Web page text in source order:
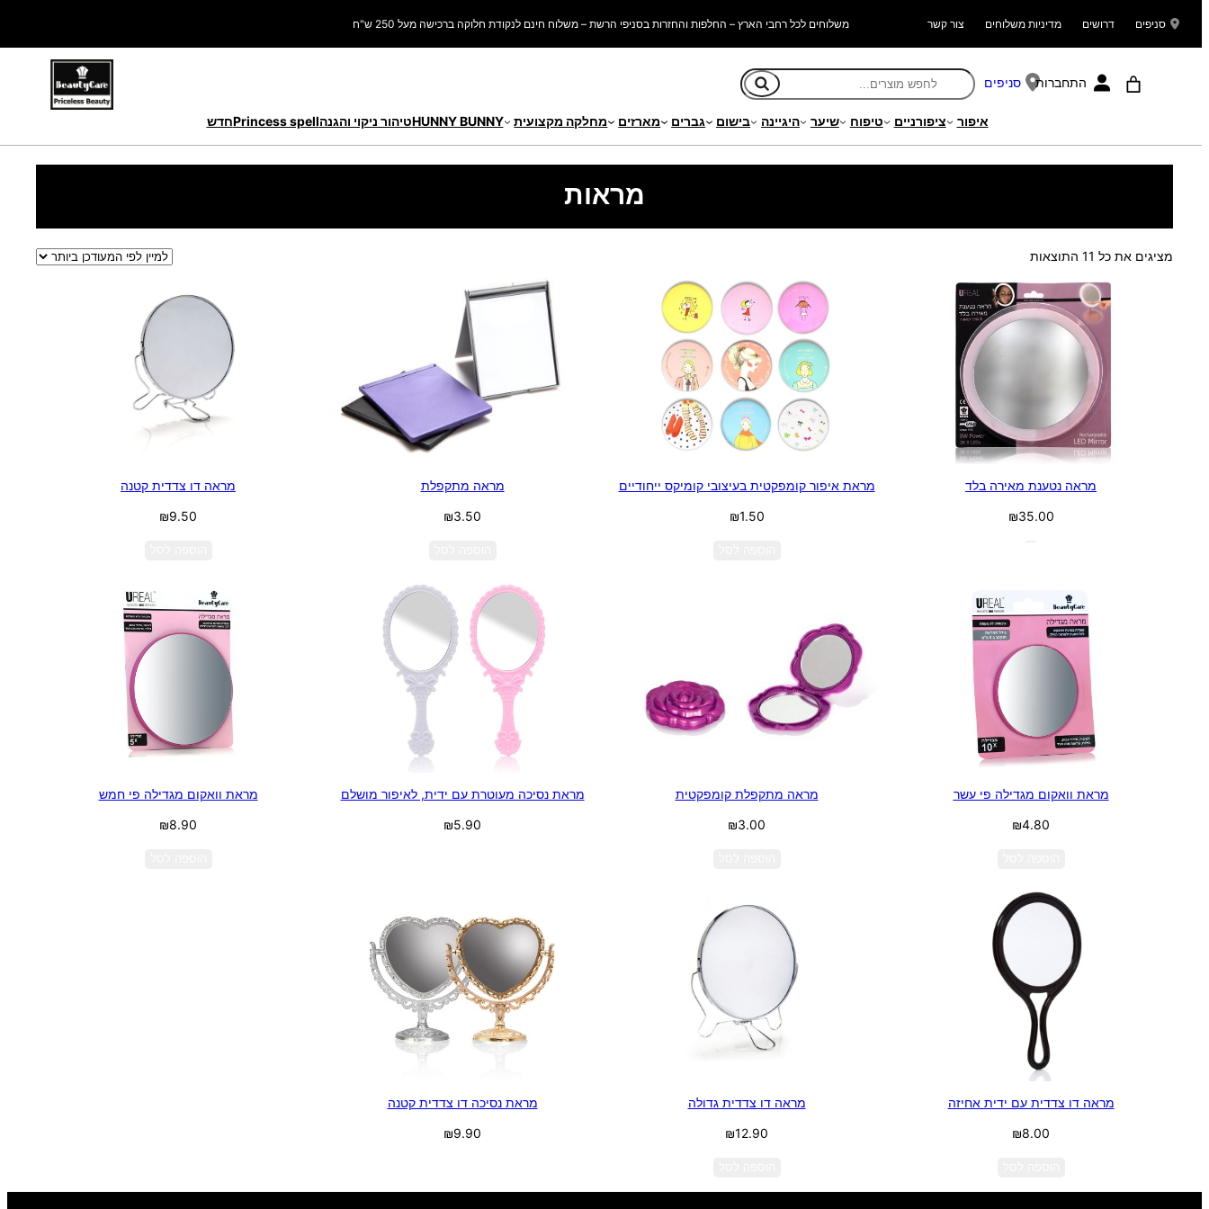
סניפים דרושים מדיניות משלוחים צור קשר משלוחים לכל רחבי הארץ – החלפות והחזרות בסניפי הרשת – משלוח חינם לנקודת חלוקה ברכישה מעל 250 ש"ח
התחברות סניפים
איפור ציפורניים טיפוח שיער היגיינה בישום גברים מארזים מחלקה מקצועית HUNNY BUNNYטיהור ניקוי והגנהPrincess spellחדש
מראות
מציגים את כל ⁦11⁩ התוצאות
ממוין
הפריט
העדכני
מראה נטענת מאירה בלד
₪35.00
מראת איפור קומפקטית בעיצובי קומיקס ייחודיים
₪1.50
מראה מתקפלת
₪3.50
מראה דו צדדית קטנה
₪9.50
מראת וואקום מגדילה פי עשר
₪4.80
מראה מתקפלת קומפקטית
₪3.00
מראת נסיכה מעוטרת עם ידית, לאיפור מושלם
₪5.90
מראת וואקום מגדילה פי חמש
₪8.90
מראה דו צדדית עם ידית אחיזה
₪8.00
מראה דו צדדית גדולה
₪12.90
מראת נסיכה דו צדדית קטנה
₪9.90